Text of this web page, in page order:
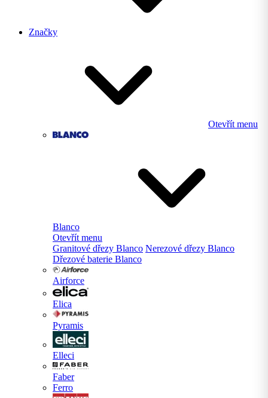
Značky
Otevřít menu
Blanco
Otevřít menu
Granitové dřezy Blanco Nerezové dřezy Blanco
Dřezové baterie Blanco
Airforce
Elica
Pyramis
Elleci
Faber
Ferro